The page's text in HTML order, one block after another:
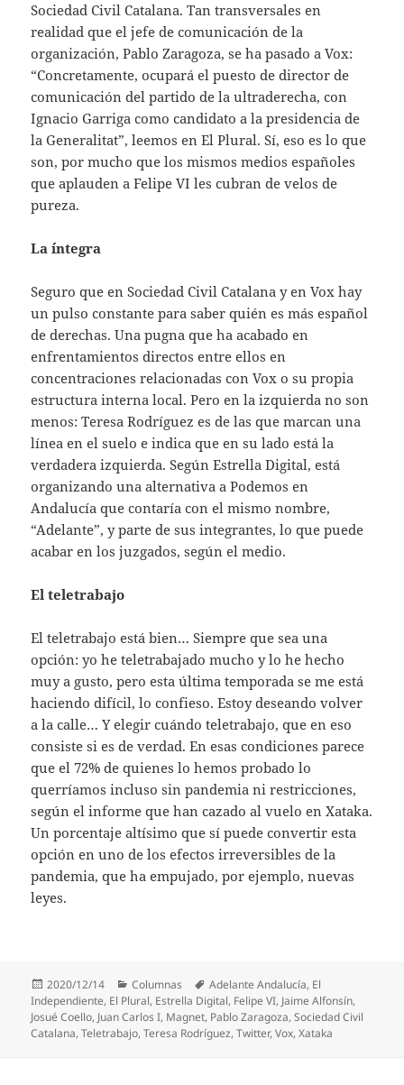
Sociedad Civil Catalana. Tan transversales en
realidad que el jefe de comunicación de la
organización, Pablo Zaragoza, se ha pasado a Vox:
“Concretamente, ocupará el puesto de director de
comunicación del partido de la ultraderecha, con
Ignacio Garriga como candidato a la presidencia de
la Generalitat”, leemos en El Plural. Sí, eso es lo que
son, por mucho que los mismos medios españoles
que aplauden a Felipe VI les cubran de velos de
pureza.
La íntegra
Seguro que en Sociedad Civil Catalana y en Vox hay
un pulso constante para saber quién es más español
de derechas. Una pugna que ha acabado en
enfrentamientos directos entre ellos en
concentraciones relacionadas con Vox o su propia
estructura interna local. Pero en la izquierda no son
menos: Teresa Rodríguez es de las que marcan una
línea en el suelo e indica que en su lado está la
verdadera izquierda. Según Estrella Digital, está
organizando una alternativa a Podemos en
Andalucía que contaría con el mismo nombre,
“Adelante”, y parte de sus integrantes, lo que puede
acabar en los juzgados, según el medio.
El teletrabajo
El teletrabajo está bien… Siempre que sea una
opción: yo he teletrabajado mucho y lo he hecho
muy a gusto, pero esta última temporada se me está
haciendo difícil, lo confieso. Estoy deseando volver
a la calle… Y elegir cuándo teletrabajo, que en eso
consiste si es de verdad. En esas condiciones parece
que el 72% de quienes lo hemos probado lo
querríamos incluso sin pandemia ni restricciones,
según el informe que han cazado al vuelo en Xataka.
Un porcentaje altísimo que sí puede convertir esta
opción en uno de los efectos irreversibles de la
pandemia, que ha empujado, por ejemplo, nuevas
leyes.
Publicado
el
2020/12/14 Categorías
Columnas Etiquetas
Adelante Andalucía, El
Independiente, El Plural, Estrella Digital, Felipe VI, Jaime Alfonsín,
Josué Coello, Juan Carlos I, Magnet, Pablo Zaragoza,Sociedad Civil
Catalana,Teletrabajo,Teresa Rodríguez,Twitter,Vox,Xataka